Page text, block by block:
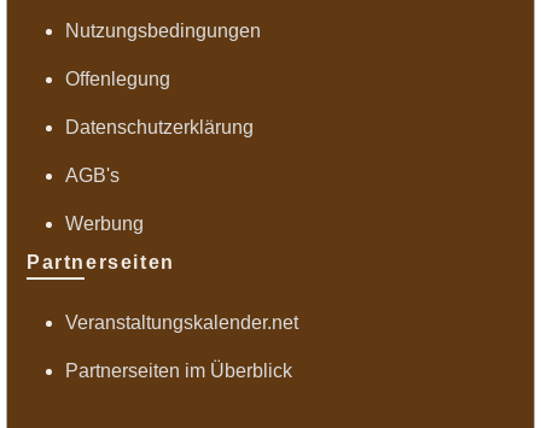
Nutzungsbedingungen
Offenlegung
Datenschutzerklärung
AGB's
Werbung
Partnerseiten
Veranstaltungskalender.net
Partnerseiten im Überblick